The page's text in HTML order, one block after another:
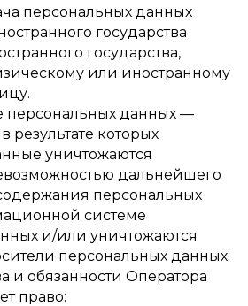
персональных данных
государства
государства,
или иностранному
персональных данных —
результате которых
уничтожаются
дальнейшего
персональных
системе
и/или уничтожаются
персональных данных.
и обязанности Оператора
право: